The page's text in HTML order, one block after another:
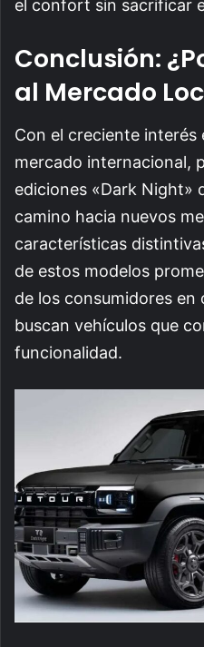
el confort sin sacrificar
Conclusión:
al Mercado
Con el creciente interés
mercado internacional,
ediciones «Dark Night»
camino hacia nuevos
características
de estos modelos
de los consumidores en
buscan vehículos que
funcionalidad.